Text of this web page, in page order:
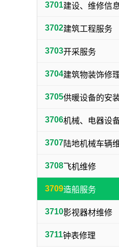
3701建设、维修信
3702建筑工程服务
3703开采服务
3704建筑物装饰修
3705供暖设备的安
3706
3707陆地机械车辆
3708飞机维修
3709造船服务
3710影视器材维修
3711钟表修理